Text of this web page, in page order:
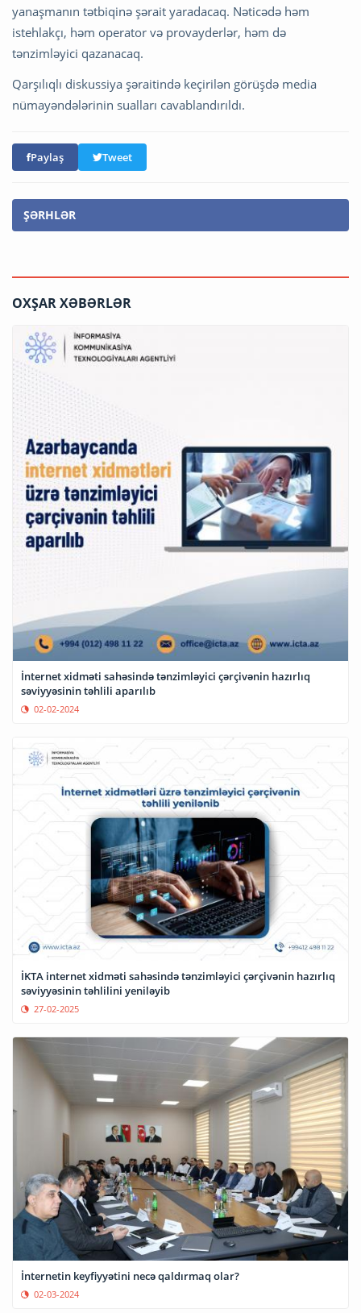
yanaşmanın tətbiqinə şərait yaradacaq. Nəticədə həm
istehlakçı, həm operator və provayderlər, həm də
tənzimləyici qazanacaq.
Qarşılıqlı diskussiya şəraitində keçirilən görüşdə media
nümayəndələrinin sualları cavablandırıldı.
Paylaş Tweet
ŞƏRHLƏR
OXŞAR XƏBƏRLƏR
İnternet xidməti sahəsində tənzimləyici çərçivənin hazırlıq
səviyyəsinin təhlili aparılıb
02-02-2024
İKTA internet xidməti sahəsində tənzimləyici çərçivənin hazırlıq
səviyyəsinin təhlilini yeniləyib
27-02-2025
İnternetin keyfiyyətini necə qaldırmaq olar?
02-03-2024